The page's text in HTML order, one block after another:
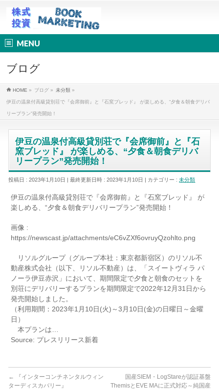
MENU
ブログ
HOME » ブログ » 未分類 »
伊豆の温泉付高級貸別荘で『会席御前』と『石窯ブレッド』 が楽しめる、“夕食＆朝食デリバ
リープラン”発売開始！
伊豆の温泉付高級貸別荘で『会席御前』と『石
窯ブレッド』 が楽しめる、“夕食＆朝食デリバ
リープラン”発売開始！
投稿日 : 2023年1月10日 最終更新日時 : 2023年1月10日 カテゴリー :未分類
伊豆の温泉付高級貸別荘で『会席御前』と『石窯ブレッド』 が
楽しめる、“夕食＆朝食デリバリープラン”発売開始！
画像 :
https://newscast.jp/attachments/eC6vZXf6ovruyQzohlto.png
リソルグループ（グループ本社：東京都新宿区）のリソル不
動産株式会社（以下、リソル不動産）は、「スイートヴィラ パ
ノーラ伊豆赤沢」において、期間限定で夕食と朝食のセットを
別荘にデリバリーするプランを期間限定で2022年12月31日から
発売開始しました。
（利用期間：2023年1月10日(火)～3月10日(金)の日曜日～金曜
日）
本プランは…
Source: プレスリリース新着
←
『インターコンチネンタルウィン
ターディスカバリー』
国産SIEM・LogStareが認証基盤
ThemisとEVE MAに正式対応～純国産